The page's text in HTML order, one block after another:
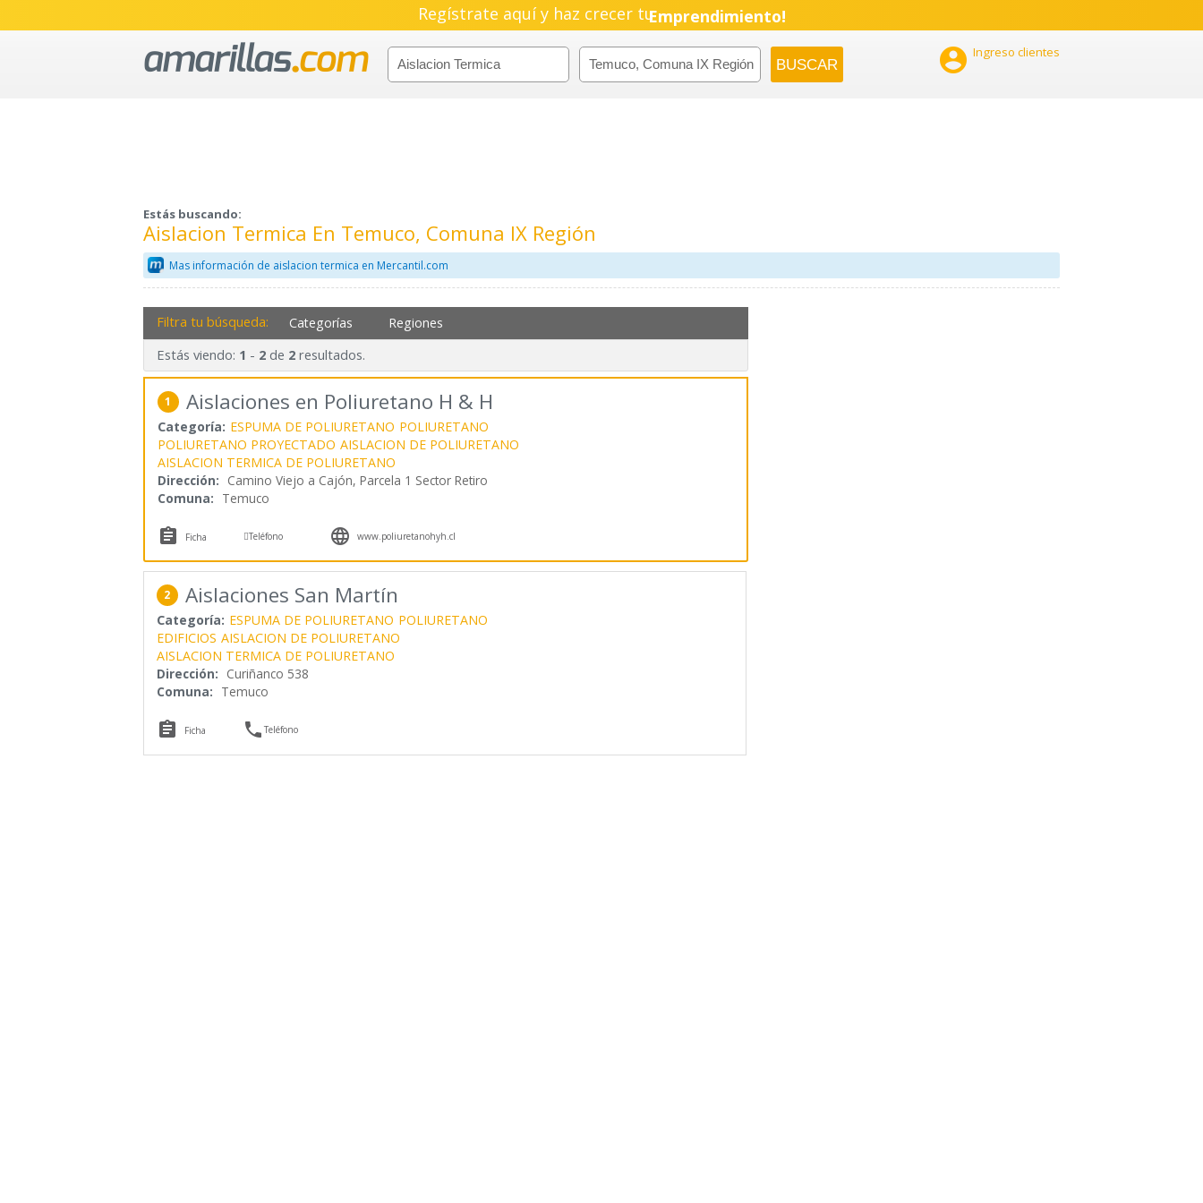
Regístrate aquí y haz crecer tuEmprendimiento!
 Ingreso clientes
Estás buscando:
Aislacion Termica En Temuco, Comuna IX Región
Mas información de aislacion termica en Mercantil.com
Filtra tu búsqueda: Categorías Regiones
Estás viendo: 1 - 2de 2resultados.
1 Aislaciones en Poliuretano H & H
Categoría: ESPUMA DE POLIURETANO POLIURETANO
POLIURETANO PROYECTADO AISLACION DE POLIURETANO
AISLACION TERMICA DE POLIURETANO
Dirección: Camino Viejo a Cajón, Parcela 1 Sector Retiro
Comuna: Temuco
 Ficha Teléfono  www.poliuretanohyh.cl
2 Aislaciones San Martín
Categoría: ESPUMA DE POLIURETANO POLIURETANO
EDIFICIOS AISLACION DE POLIURETANO
AISLACION TERMICA DE POLIURETANO
Dirección: Curiñanco 538
Comuna: Temuco
 Ficha Teléfono